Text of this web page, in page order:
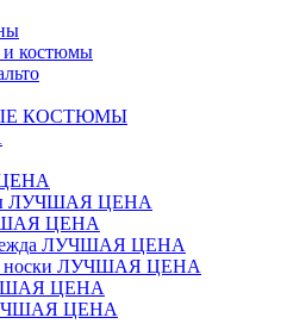
костюмы
КОСТЮМЫ
ЛУЧШАЯ ЦЕНА
ЦЕНА
ЛУЧШАЯ ЦЕНА
носки ЛУЧШАЯ ЦЕНА
ЦЕНА
ЦЕНА